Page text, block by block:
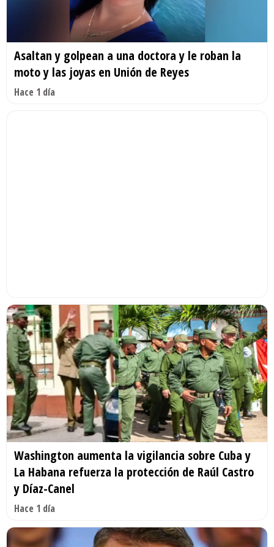
Asaltan y golpean a una doctora y le roban la
moto y las joyas en Unión de Reyes
Hace 1 día
Washington aumenta la vigilancia sobre Cuba y
La Habana refuerza la protección de Raúl Castro
y Díaz-Canel
Hace 1 día